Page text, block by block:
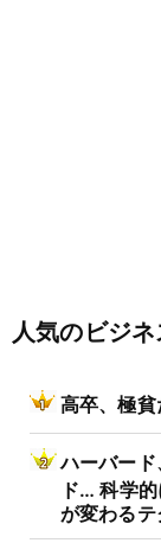
人気のビジ
高卒、極
ハーバー
ド… 科学
が変わるテ